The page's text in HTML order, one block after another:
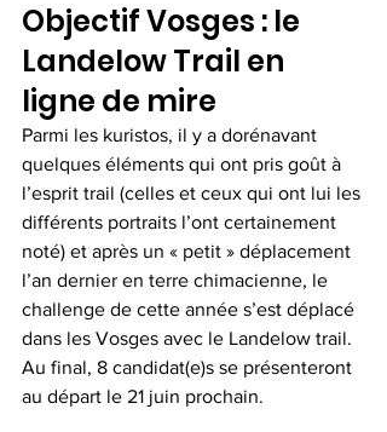
Objectif Vosges : le
Landelow Trail en
ligne de mire
Parmi les kuristos, il y a dorénavant
quelques éléments qui ont pris goût à
l’esprit trail (celles et ceux qui ont lui les
différents portraits l’ont certainement
noté) et après un « petit » déplacement
l’an dernier en terre chimacienne, le
challenge de cette année s’est déplacé
dans les Vosges avec le Landelow trail.
Au final, 8 candidat(e)s se présenteront
au départ le 21 juin prochain.